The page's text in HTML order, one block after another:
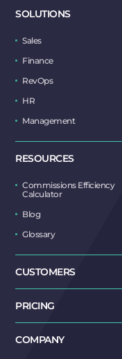
SOLUTIONS
Sales
Finance
RevOps
HR
Management
RESOURCES
Commissions Efficiency
Calculator
Blog
Glossary
CUSTOMERS
PRICING
COMPANY